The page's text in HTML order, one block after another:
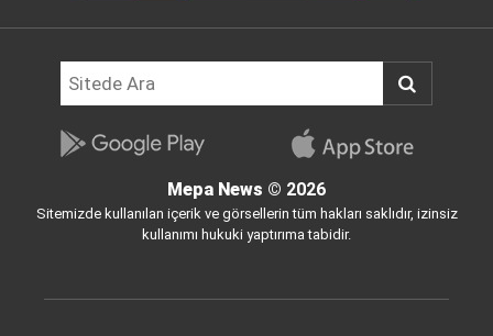
Mepa News © 2026
Sitemizde kullanılan içerik ve görsellerin tüm hakları saklıdır, izinsiz
kullanımı hukuki yaptırıma tabidir.